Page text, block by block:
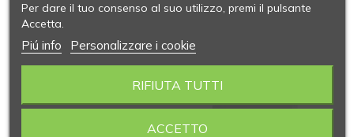
Per dare il tuo consenso al suo utilizzo, premi il pulsante
Accetta.
Piú info Personalizzare i cookie
RIFIUTA TUTTI
ACCETTO